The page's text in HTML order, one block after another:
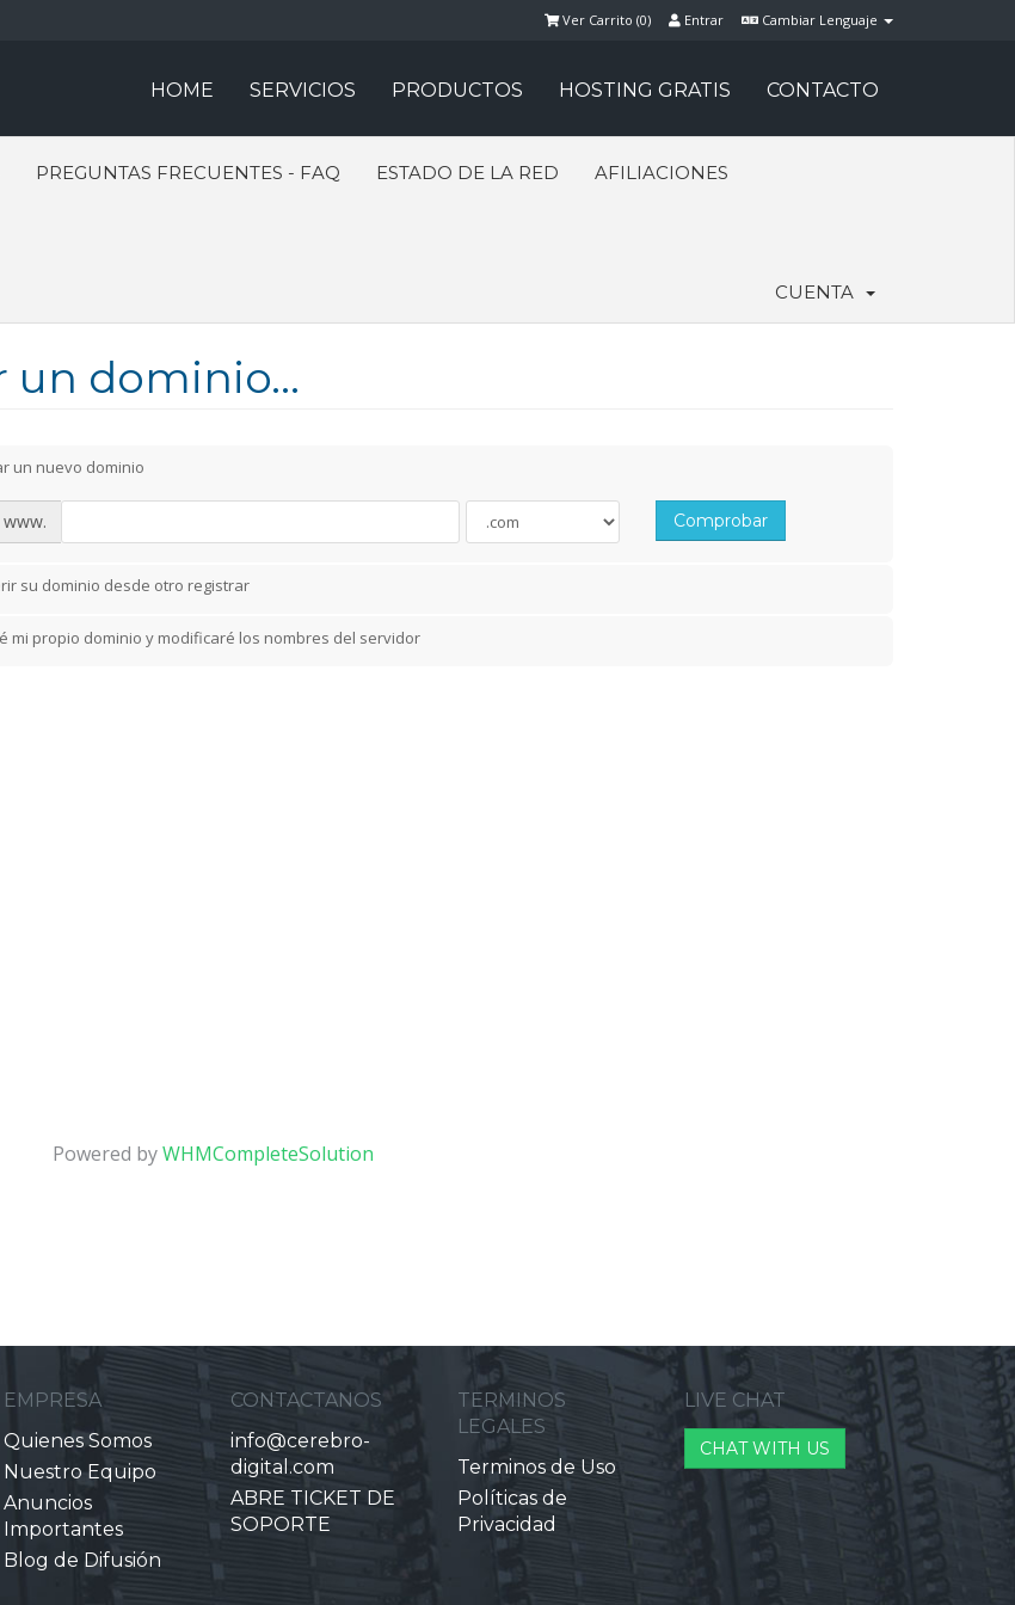
Cambiar Lenguaje
Entrar
Ver Carrito (0)
HOME SERVICIOS PRODUCTOS HOSTING GRATIS CONTACTO
PREGUNTAS FRECUENTES - FAQ ESTADO DE LA RED AFILIACIONES
CUENTA
un dominio...
un nuevo dominio
www. Comprobar
su dominio desde otro registrar
mi propio dominio y modificaré los nombres del servidor
Powered byWHMCompleteSolution
EMPRESA
Quienes Somos
Nuestro Equipo
Anuncios
Importantes
Blog de Difusión
CONTACTANOS
info@cerebro-
digital.com
ABRE TICKET DE
SOPORTE
TERMINOS
LEGALES
Terminos de Uso
Políticas de
Privacidad
LIVE CHAT
CHAT WITH US